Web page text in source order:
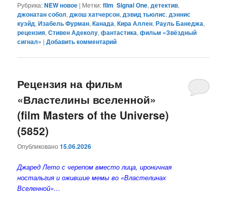
Рубрика:NEW новое | Метки:film Signal One,детектив,
джонатан собол,джош хатчерсон,дэвид тьюлис,дэннис
куэйд,Изабель Фурман,Канада,Кира Аллен,Рауль Банеджа,
рецензия,Стивен Адеколу,фантастика,фильм «Звёздный
сигнал» |Добавить комментарий
Рецензия на фильм
«Властелины вселенной»
(film Masters of the Universe)
(5852)
Опубликовано15.06.2026
Джаред Лето с черепом вместо лица, ироничная
ностальгия и ожившие мемы во «Властелинах
Вселенной»…